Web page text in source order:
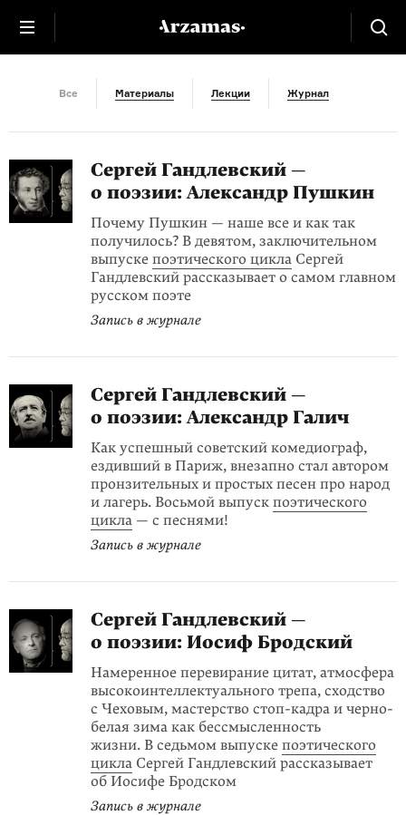
Гандлевский
Все Материалы Лекции Журнал
Сергей Гандлевский —
о поэзии: Александр Пушкин
Почему Пушкин — наше все и как так
получилось? В девятом, заключительном
выпуске поэтического цикла Сергей
Гандлевский рассказывает о самом главном
русском поэте
Запись в журнале
Сергей Гандлевский —
о поэзии: Александр Галич
Как успешный советский комедиограф,
ездивший в Париж, внезапно стал автором
пронзительных и простых песен про народ
и лагерь. Восьмой выпуск поэтического
цикла — с песнями!
Запись в журнале
Сергей Гандлевский —
о поэзии: Иосиф Бродский
Намеренное перевирание цитат, атмосфера
высокоинтеллектуального трепа, сходство
с Чеховым, мастерство стоп-кадра и черно-
белая зима как бессмысленность
жизни. В седьмом выпуске поэтического
цикла Сергей Гандлевский рассказывает
об Иосифе Бродском
Запись в журнале